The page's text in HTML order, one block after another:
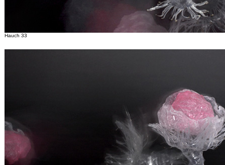
Hauch 33